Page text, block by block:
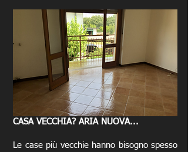
CASA VECCHIA? ARIA NUOVA...
Le case più vecchie hanno bisogno spesso